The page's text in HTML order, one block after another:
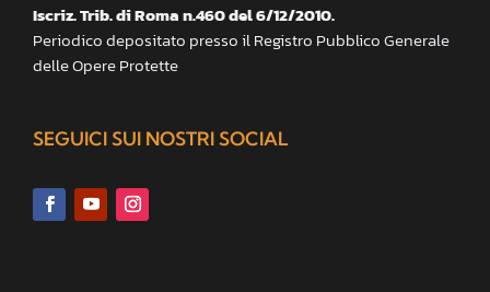
Iscriz. Trib. di Roma n.460 del 6/12/2010.
Periodico depositato presso il Registro Pubblico Generale
delle Opere Protette
SEGUICI SUI NOSTRI SOCIAL